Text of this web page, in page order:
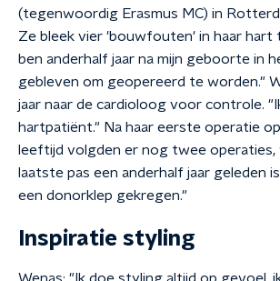
(tegenwoordig Erasmus MC) in
Ze bleek vier 'bouwfouten' in haar hart
ben anderhalf jaar na mijn geboorte in
gebleven om geopereerd te worden."
jaar naar de cardioloog voor controle.
hartpatiënt." Na haar eerste operatie
leeftijd volgden er nog twee operaties,
laatste pas een anderhalf jaar geleden
een donorklep gekregen."
Inspiratie styling